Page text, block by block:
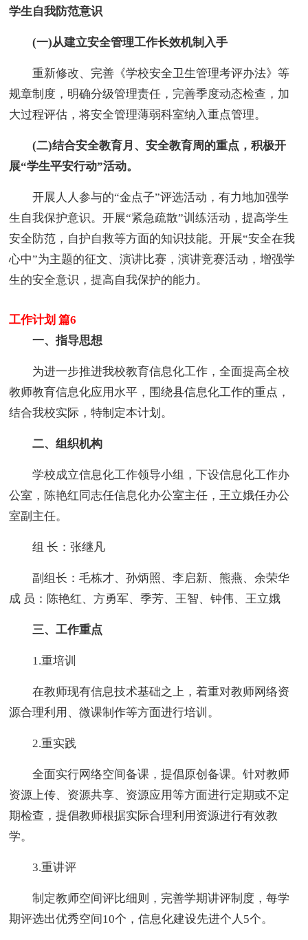
学生自我防范意识
(一)从建立安全管理工作长效机制入手
重新修改、完善《学校安全卫生管理考评办法》等
规章制度，明确分级管理责任，完善季度动态检查，加
大过程评估，将安全管理薄弱科室纳入重点管理。
(二)结合安全教育月、安全教育周的重点，积极开
展“学生平安行动”活动。
开展人人参与的“金点子”评选活动，有力地加强学
生自我保护意识。开展“紧急疏散”训练活动，提高学生
安全防范，自护自救等方面的知识技能。开展“安全在我
心中”为主题的征文、演讲比赛，演讲竞赛活动，增强学
生的安全意识，提高自我保护的能力。
工作计划 篇6
一、指导思想
为进一步推进我校教育信息化工作，全面提高全校
教师教育信息化应用水平，围绕县信息化工作的重点，
结合我校实际，特制定本计划。
二、组织机构
学校成立信息化工作领导小组，下设信息化工作办
公室，陈艳红同志任信息化办公室主任，王立娥任办公
室副主任。
组 长：张继凡
副组长：毛栋才、孙炳照、李启新、熊燕、余荣华
成 员：陈艳红、方勇军、季芳、王智、钟伟、王立娥
三、工作重点
1.重培训
在教师现有信息技术基础之上，着重对教师网络资
源合理利用、微课制作等方面进行培训。
2.重实践
全面实行网络空间备课，提倡原创备课。针对教师
资源上传、资源共享、资源应用等方面进行定期或不定
期检查，提倡教师根据实际合理利用资源进行有效教
学。
3.重讲评
制定教师空间评比细则，完善学期讲评制度，每学
期评选出优秀空间10个，信息化建设先进个人5个。